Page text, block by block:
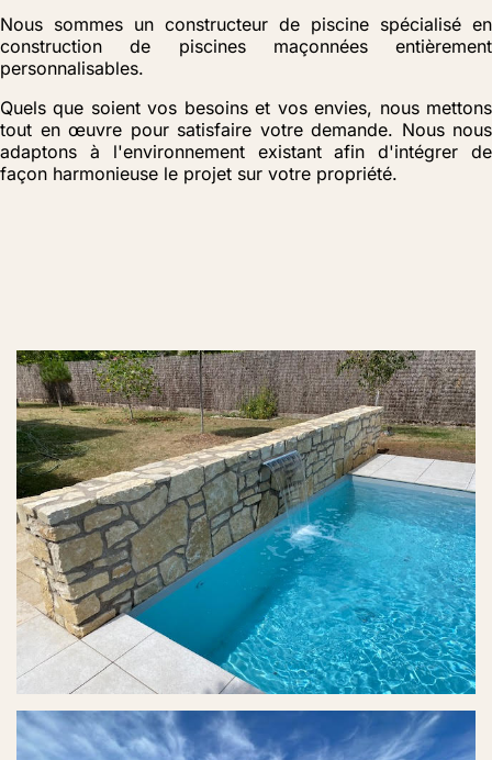
Nous sommes un constructeur de piscine spécialisé en
construction de piscines maçonnées entièrement
personnalisables.
Quels que soient vos besoins et vos envies, nous mettons
tout en œuvre pour satisfaire votre demande. Nous nous
adaptons à l'environnement existant afin d'intégrer de
façon harmonieuse le projet sur votre propriété.